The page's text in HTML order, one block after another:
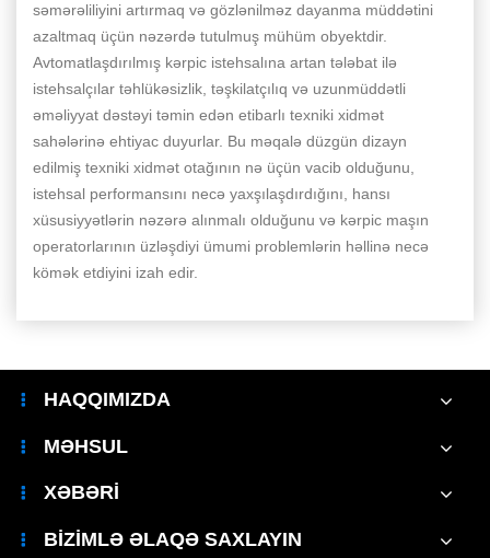
səmərəliliyini artırmaq və gözlənilməz dayanma müddətini
azaltmaq üçün nəzərdə tutulmuş mühüm obyektdir.
Avtomatlaşdırılmış kərpic istehsalına artan tələbat ilə
istehsalçılar təhlükəsizlik, təşkilatçılıq və uzunmüddətli
əməliyyat dəstəyi təmin edən etibarlı texniki xidmət
sahələrinə ehtiyac duyurlar. Bu məqalə düzgün dizayn
edilmiş texniki xidmət otağının nə üçün vacib olduğunu,
istehsal performansını necə yaxşılaşdırdığını, hansı
xüsusiyyətlərin nəzərə alınmalı olduğunu və kərpic maşın
operatorlarının üzləşdiyi ümumi problemlərin həllinə necə
kömək etdiyini izah edir.
HAQQIMIZDA
MƏHSUL
XƏBƏRI
BIZIMLƏ ƏLAQƏ SAXLAYIN